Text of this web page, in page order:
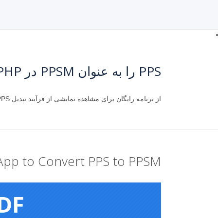
PPS را به عنوان PPSM در PHP ذخیره کنید
از برنامه رایگان برای مشاهده نمایشی از فرآیند تبدیل PPS به PPSM استفاده کنید.
to Convert PPS to PPSM